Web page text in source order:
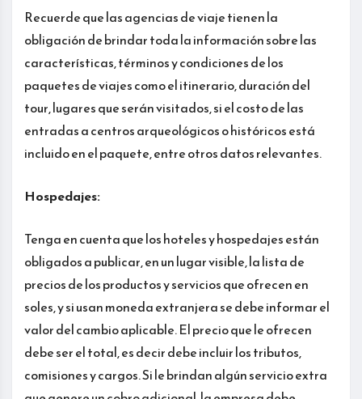
Recuerde que las agencias de viaje tienen la
obligación de brindar toda la información sobre las
características, términos y condiciones de los
paquetes de viajes como el itinerario, duración del
tour, lugares que serán visitados, si el costo de las
entradas a centros arqueológicos o históricos está
incluido en el paquete, entre otros datos relevantes.
Hospedajes:
Tenga en cuenta que los hoteles y hospedajes están
obligados a publicar, en un lugar visible, la lista de
precios de los productos y servicios que ofrecen en
soles, y si usan moneda extranjera se debe informar el
valor del cambio aplicable. El precio que le ofrecen
debe ser el total, es decir debe incluir los tributos,
comisiones y cargos. Si le brindan algún servicio extra